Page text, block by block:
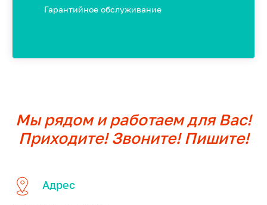
Гарантийное обслуживание
Мы рядом и работаем для Вас!
Приходите! Звоните! Пишите!
Адрес